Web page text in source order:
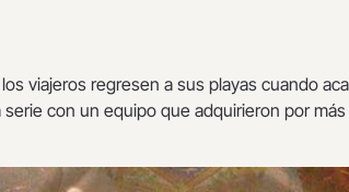
viajeros regresen a sus playas cuando
con un equipo que adquirieron por más